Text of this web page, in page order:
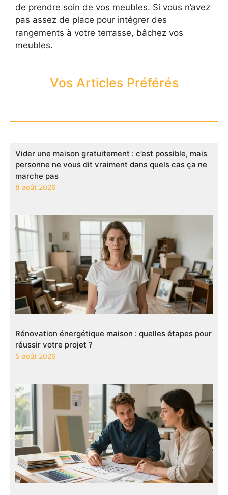
de prendre soin de vos meubles. Si vous n’avez
pas assez de place pour intégrer des
rangements à votre terrasse, bâchez vos
meubles.
Vos Articles Préférés
Vider une maison gratuitement : c’est possible, mais
personne ne vous dit vraiment dans quels cas ça ne
marche pas
8 août 2026
Rénovation énergétique maison : quelles étapes pour
réussir votre projet ?
5 août 2026